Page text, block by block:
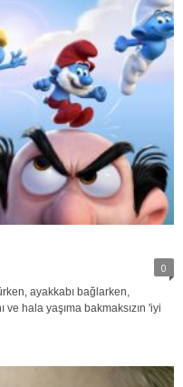
0
ayakkabı bağlarken,
ve hala yaşıma bakmaksızın 'iyi